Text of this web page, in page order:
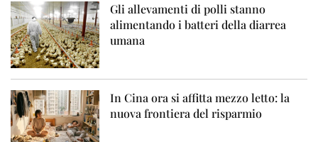
Gli allevamenti di polli stanno
alimentando i batteri della diarrea
umana
In Cina ora si affitta mezzo letto: la
nuova frontiera del risparmio